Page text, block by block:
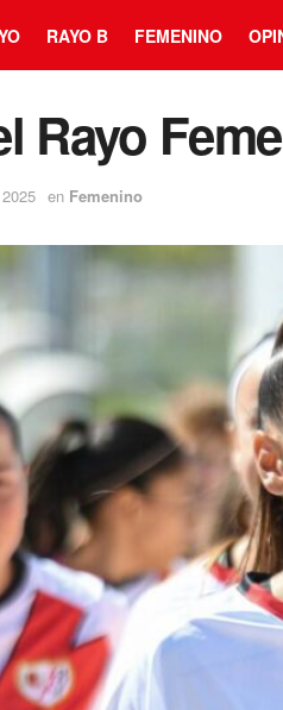
RAYO B FEMENINO
Rayo
en Femenino